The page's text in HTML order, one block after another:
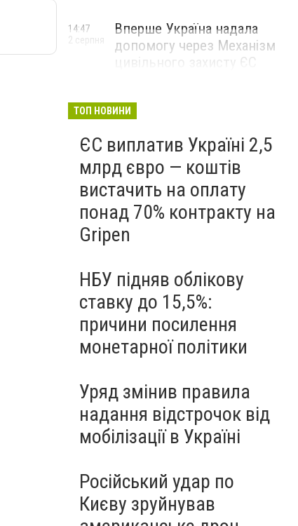
Вперше Україна надала
допомогу через Механізм
цивільного захисту ЄС
14:47
2 серпня
ТОП НОВИНИ
ЄС виплатив Україні 2,5
млрд євро — коштів
вистачить на оплату
понад 70% контракту на
Gripen
НБУ підняв облікову
ставку до 15,5%:
причини посилення
монетарної політики
Уряд змінив правила
надання відстрочок від
мобілізації в Україні
Російський удар по
Києву зруйнував